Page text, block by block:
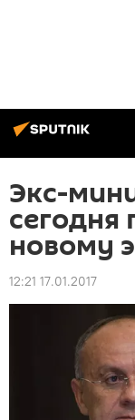
Экс-
новому
12:21 17.01.2017